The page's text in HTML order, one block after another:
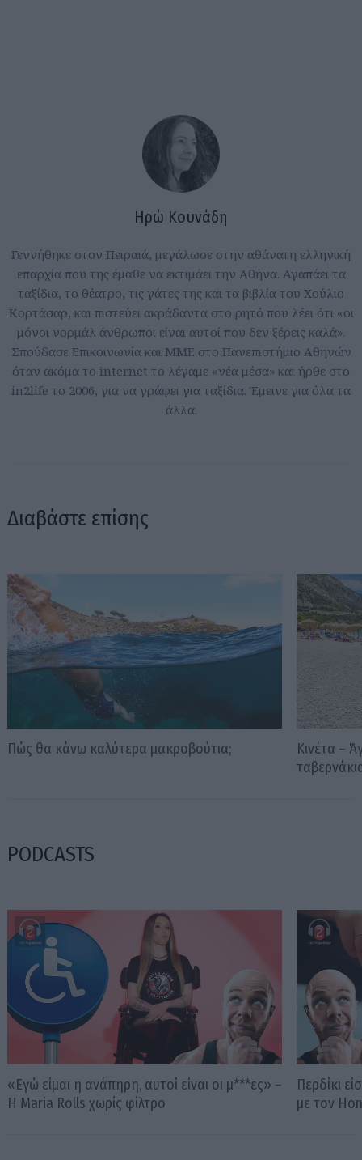
Ηρώ Κουνάδη
Γεννήθηκε στον Πειραιά, μεγάλωσε στην αθάνατη ελληνική
επαρχία που της έμαθε να εκτιμάει την Αθήνα. Αγαπάει τα
ταξίδια, το θέατρο, τις γάτες της και τα βιβλία του Χούλιο
Κορτάσαρ, και πιστεύει ακράδαντα στο ρητό που λέει ότι «οι
μόνοι νορμάλ άνθρωποι είναι αυτοί που δεν ξέρεις καλά».
Σπούδασε Επικοινωνία και ΜΜΕ στο Πανεπιστήμιο Αθηνών
όταν ακόμα το internet το λέγαμε «νέα μέσα» και ήρθε στο
in2life το 2006, για να γράφει για ταξίδια. Έμεινε για όλα τα
άλλα.
Διαβάστε επίσης
Πώς θα κάνω καλύτερα μακροβούτια;
Κινέτα –
PODCASTS
«Εγώ είμαι η ανάπηρη, αυτοί είναι οι μ***ες» –
Η Maria Rolls χωρίς φίλτρο
Περδίκι
με τον